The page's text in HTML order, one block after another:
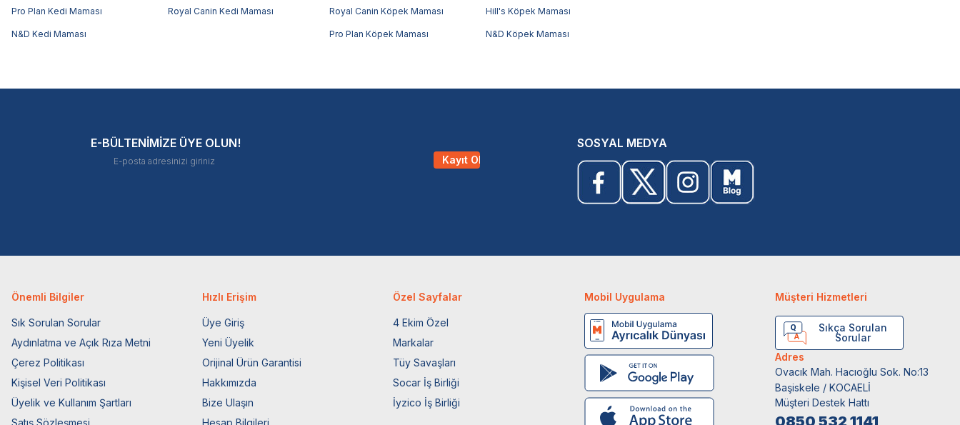
Pro Plan Kedi Maması Royal Canin Kedi Maması
N&D Kedi Maması
Royal Canin Köpek Maması Hill's Köpek Maması
Pro Plan Köpek Maması N&D Köpek Maması
E-BÜLTENİMİZE ÜYE OLUN!
Kayıt Ol
SOSYAL MEDYA
Önemli Bilgiler
Sık Sorulan Sorular
Aydınlatma ve Açık Rıza Metni
Çerez Politikası
Kişisel Veri Politikası
Üyelik ve Kullanım Şartları
Hızlı Erişim
Üye Giriş
Yeni Üyelik
Orijinal Ürün Garantisi
Hakkımızda
Bize Ulaşın
Özel Sayfalar
4 Ekim Özel
Markalar
Tüy Savaşları
Socar İş Birliği
İyzico İş Birliği
Mobil Uygulama Müşteri Hizmetleri
Sıkça Sorulan
Sorular
Adres
Ovacık Mah. Hacıoğlu Sok. No:13
Başiskele / KOCAELİ
Müşteri Destek Hattı